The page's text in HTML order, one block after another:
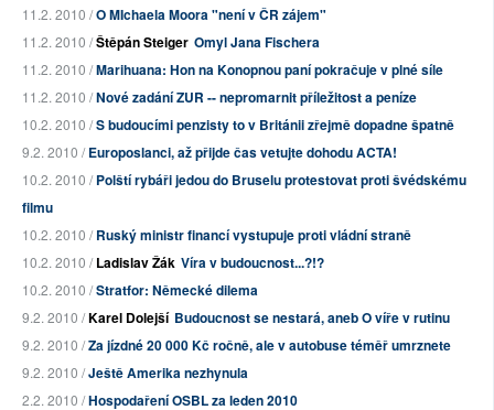
11.2. 2010 /O MIchaela Moora "není v ČR zájem"
11.2. 2010 /Štěpán Steiger Omyl Jana Fischera
11.2. 2010 /Marihuana: Hon na Konopnou paní pokračuje v plné síle
11.2. 2010 /Nové zadání ZUR -- nepromarnit příležitost a peníze
10.2. 2010 /S budoucími penzisty to v Británii zřejmě dopadne špatně
9.2. 2010 /Europoslanci, až přijde čas vetujte dohodu ACTA!
10.2. 2010 /Polští rybáři jedou do Bruselu protestovat proti švédskému
filmu
10.2. 2010 /Ruský ministr financí vystupuje proti vládní straně
10.2. 2010 /Ladislav Žák Víra v budoucnost...?!?
10.2. 2010 /Stratfor: Německé dilema
9.2. 2010 /Karel Dolejší Budoucnost se nestará, aneb O víře v rutinu
9.2. 2010 /Za jízdné 20 000 Kč ročně, ale v autobuse téměř umrznete
9.2. 2010 /Ještě Amerika nezhynula
2.2. 2010 /Hospodaření OSBL za leden 2010